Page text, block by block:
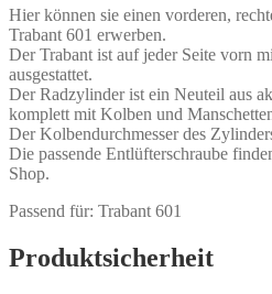
Hier können sie einen vorderen,
Trabant 601 erwerben.
Der Trabant ist auf jeder Seite vorn
ausgestattet.
Der Radzylinder ist ein Neuteil aus
komplett mit Kolben und
Der Kolbendurchmesser des
Die passende Entlüfterschraube
Shop.
Passend für: Trabant 601
Produktsicherheit